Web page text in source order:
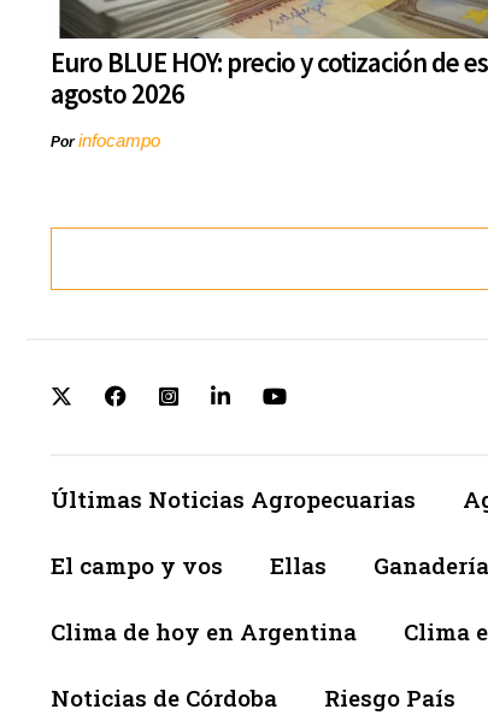
Euro BLUE HOY: precio y cotización de
agosto 2026
Porinfocampo
Últimas Noticias Agropecuarias
El campo y vos Ellas Ganadería
Clima de hoy en Argentina Clima
Noticias de Córdoba Riesgo País